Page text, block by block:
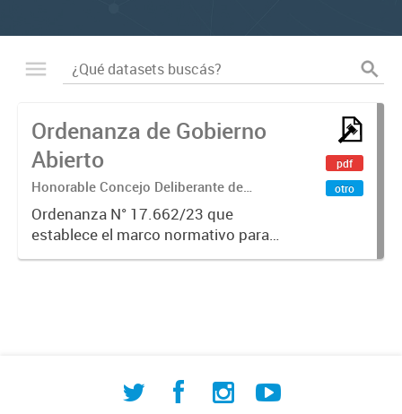
Ordenanza de Gobierno
Abierto
Honorable Concejo Deliberante de
Comodoro Rivadavia
Ordenanza N° 17.662/23 que
establece el marco normativo para
la implementación de políticas de
pdf
otro